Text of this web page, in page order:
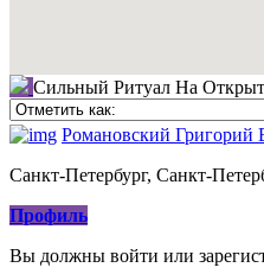
Сильный Ритуал На
Романовский Григорий
Санкт-Петербург, Санкт-
Профиль
Вы должны войти или